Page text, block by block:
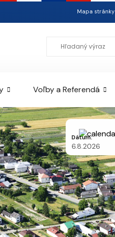
Mapa stránky
Voľby a Referendá
Dátum:
6.8.2026